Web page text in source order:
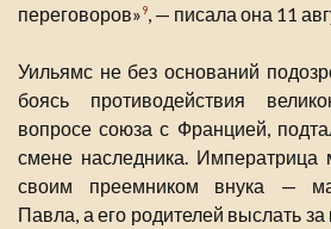
переговоров»9 , — писала она 11
Уильямс не без оснований
боясь противодействия
вопросе союза с Францией,
смене наследника. Императрица
своим преемником внука —
Павла, а его родителей выслать